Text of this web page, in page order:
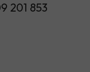
201 853